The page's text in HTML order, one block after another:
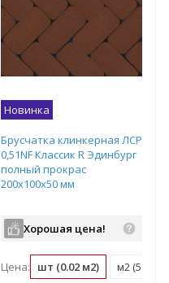
поддон (540 шт)
Новинка
Брусчатка клинкерная ЛСР
0,51NF Классик R Эдинбург
полный прокрас
200х100х50 мм
Хорошая цена!
Цена: шт (0.02 м2) м2 (50 шт)